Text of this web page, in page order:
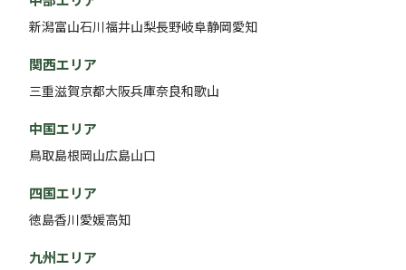
新潟富山石川福井山梨長野岐阜静岡愛知
関西エリア
三重滋賀京都大阪兵庫奈良和歌山
中国エリア
鳥取島根岡山広島山口
四国エリア
徳島香川愛媛高知
九州エリア